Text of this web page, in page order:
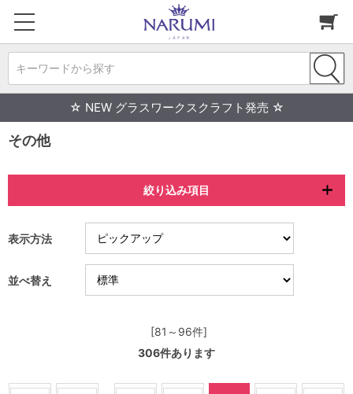
キーワードから探す
☆ NEW グラスワークスクラフト発売 ☆
その他
絞り込み項目
表示方法
並べ替え
[81～96件]
306件あります